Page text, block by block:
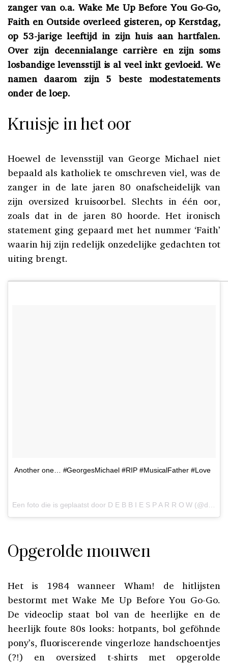
zanger van o.a. Wake Me Up Before You Go-Go,
Faith en Outside overleed gisteren, op Kerstdag,
op 53-jarige leeftijd in zijn huis aan hartfalen.
Over zijn decennialange carrière en zijn soms
losbandige levensstijl is al veel inkt gevloeid. We
namen daarom zijn 5 beste modestatements
onder de loep.
Kruisje in het oor
Hoewel de levensstijl van George Michael niet
bepaald als katholiek te omschreven viel, was de
zanger in de late jaren 80 onafscheidelijk van
zijn oversized kruisoorbel. Slechts in één oor,
zoals dat in de jaren 80 hoorde. Het ironisch
statement ging gepaard met het nummer ‘Faith’
waarin hij zijn redelijk onzedelijke gedachten tot
uiting brengt.
Another one… #GeorgesMichael #RIP #MusicalFather #Love
Een foto die is geplaatst door D E B B I E S P A R R O W (@debbiesparrow) op
Opgerolde mouwen
Het is 1984 wanneer Wham! de hitlijsten
bestormt met Wake Me Up Before You Go-Go.
De videoclip staat bol van de heerlijke en de
heerlijk foute 80s looks: hotpants, bol geföhnde
pony’s, fluoriscerende vingerloze handschoentjes
(?!) en oversized t-shirts met opgerolde